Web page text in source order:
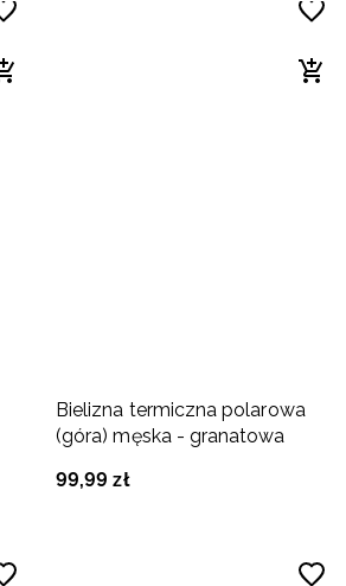
Bielizna termiczna polarowa
(góra) męska - granatowa
99,99 zł